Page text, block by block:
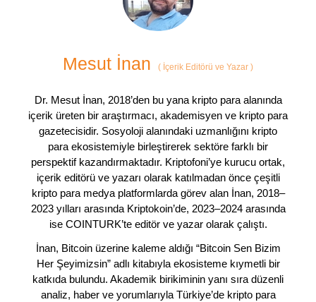
Mesut İnan ( İçerik Editörü ve Yazar )
Dr. Mesut İnan, 2018’den bu yana kripto para alanında
içerik üreten bir araştırmacı, akademisyen ve kripto para
gazetecisidir. Sosyoloji alanındaki uzmanlığını kripto
para ekosistemiyle birleştirerek sektöre farklı bir
perspektif kazandırmaktadır. Kriptofoni’ye kurucu ortak,
içerik editörü ve yazarı olarak katılmadan önce çeşitli
kripto para medya platformlarda görev alan İnan, 2018–
2023 yılları arasında Kriptokoin’de, 2023–2024 arasında
ise COINTURK’te editör ve yazar olarak çalıştı.
İnan, Bitcoin üzerine kaleme aldığı “Bitcoin Sen Bizim
Her Şeyimizsin” adlı kitabıyla ekosisteme kıymetli bir
katkıda bulundu. Akademik birikiminin yanı sıra düzenli
analiz, haber ve yorumlarıyla Türkiye’de kripto para